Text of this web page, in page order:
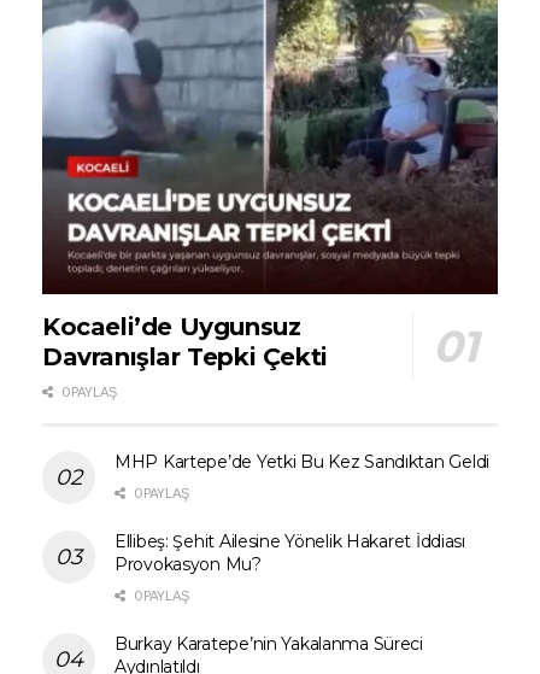
Kocaeli’de Uygunsuz
Davranışlar Tepki Çekti
0 PAYLAŞ
MHP Kartepe’de Yetki Bu Kez Sandıktan Geldi
0 PAYLAŞ
Ellibeş: Şehit Ailesine Yönelik Hakaret İddiası
Provokasyon Mu?
0 PAYLAŞ
Burkay Karatepe’nin Yakalanma Süreci
Aydınlatıldı